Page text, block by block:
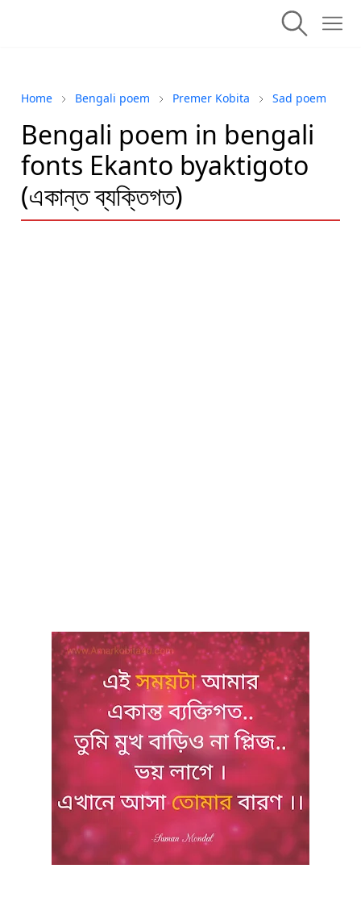
Home Bengali poem Premer Kobita Sad poem
Bengali poem in bengali
fonts Ekanto byaktigoto
(একান্ত ব্যক্তিগত)